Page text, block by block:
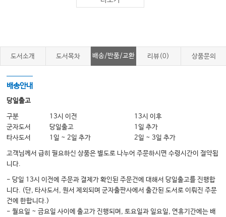
Neuromuscular junction disease
17. 탈수초성질환
Demyelinating disease
18.간질Epilepsy
···············································································308
19.신경피부질환Neurocutaneous syndrome
·········································321
20.두부외상
Head trauma
··································································330
도서소개 도서목차 배송/반품/교환 리뷰(0) 상품문의
배송안내
당일출고
구분 13시 이전
13시 이후
군자도서
당일출고
1일 추가
타사도서
1일 ~ 2일 추가 2일 ~ 3일 추가
고객님께서 급히 필요하신 상품은 별도로 나누어 주문하시면 수령시간이 절약됩
니다.
- 당일 13시 이전에 주문과 결제가 확인된 주문건에 대해서 당일출고를 진행합
니다. (단, 타사도서, 원서 제외되며 군자출판사에서 출간된 도서로 이뤄진 주문
건에 한합니다.)
- 월요일 ~ 금요일 사이에 출고가 진행되며, 토요일과 일요일, 연휴기간에는 배